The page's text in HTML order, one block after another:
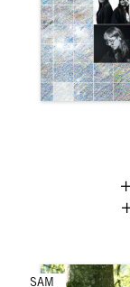
SAM